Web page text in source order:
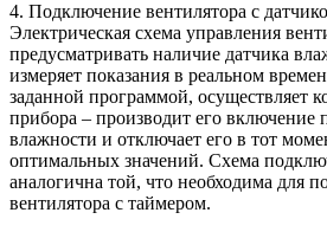
4. Подключение вентилятора с
Электрическая схема управления
предусматривать наличие датчика
измеряет показания в реальном
заданной программой, осуществляет
прибора – производит его
влажности и отключает его в тот
оптимальных значений. Схема
аналогична той, что необходима для
вентилятора с таймером.